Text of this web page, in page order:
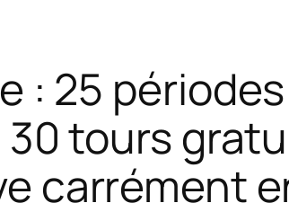
: 25
30 tours
carrément